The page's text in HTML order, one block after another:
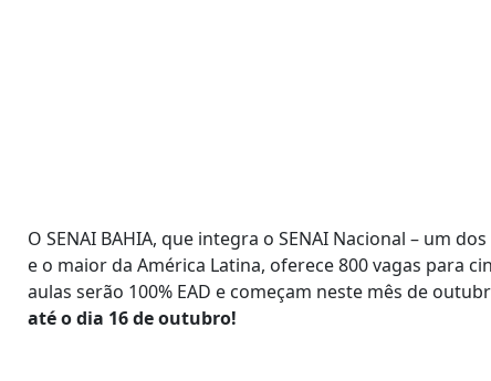
O SENAI BAHIA, que integra o SENAI Nacional – um
e o maior da América Latina, oferece 800 vagas para
aulas serão 100% EAD e começam neste mês de
até o dia 16 de outubro!